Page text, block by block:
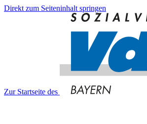
Direkt zum Seiteninhalt springen
Zur Startseite des